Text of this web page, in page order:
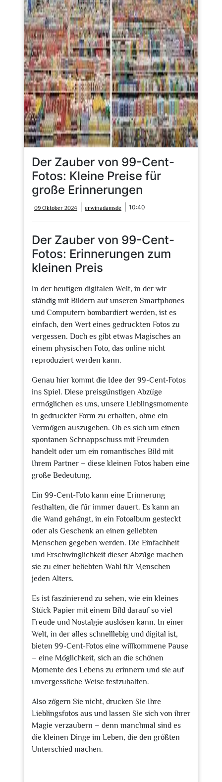
Der Zauber von 99-Cent-
Fotos: Kleine Preise für
große Erinnerungen
09 Oktober 2024
Oktober
2024
erwinadamsde erwinadamsde
10:40
Der Zauber von 99-Cent-
Fotos: Erinnerungen zum
kleinen Preis
In der heutigen digitalen Welt, in der wir
ständig mit Bildern auf unseren Smartphones
und Computern bombardiert werden, ist es
einfach, den Wert eines gedruckten Fotos zu
vergessen. Doch es gibt etwas Magisches an
einem physischen Foto, das online nicht
reproduziert werden kann.
Genau hier kommt die Idee der 99-Cent-Fotos
ins Spiel. Diese preisgünstigen Abzüge
ermöglichen es uns, unsere Lieblingsmomente
in gedruckter Form zu erhalten, ohne ein
Vermögen auszugeben. Ob es sich um einen
spontanen Schnappschuss mit Freunden
handelt oder um ein romantisches Bild mit
Ihrem Partner – diese kleinen Fotos haben eine
große Bedeutung.
Ein 99-Cent-Foto kann eine Erinnerung
festhalten, die für immer dauert. Es kann an
die Wand gehängt, in ein Fotoalbum gesteckt
oder als Geschenk an einen geliebten
Menschen gegeben werden. Die Einfachheit
und Erschwinglichkeit dieser Abzüge machen
sie zu einer beliebten Wahl für Menschen
jeden Alters.
Es ist faszinierend zu sehen, wie ein kleines
Stück Papier mit einem Bild darauf so viel
Freude und Nostalgie auslösen kann. In einer
Welt, in der alles schnelllebig und digital ist,
bieten 99-Cent-Fotos eine willkommene Pause
– eine Möglichkeit, sich an die schönen
Momente des Lebens zu erinnern und sie auf
unvergessliche Weise festzuhalten.
Also zögern Sie nicht, drucken Sie Ihre
Lieblingsfotos aus und lassen Sie sich von ihrer
Magie verzaubern – denn manchmal sind es
die kleinen Dinge im Leben, die den größten
Unterschied machen.